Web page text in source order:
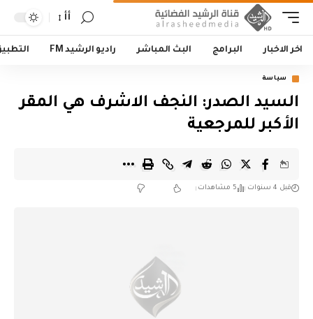
أأ
اخر الاخبار البرامج البث المباشر راديو الرشيد FM
سياسة
السيد الصدر: النجف الاشرف هي المقر
الأكبر للمرجعية
قبل 4 سنوات 5 مشاهدات